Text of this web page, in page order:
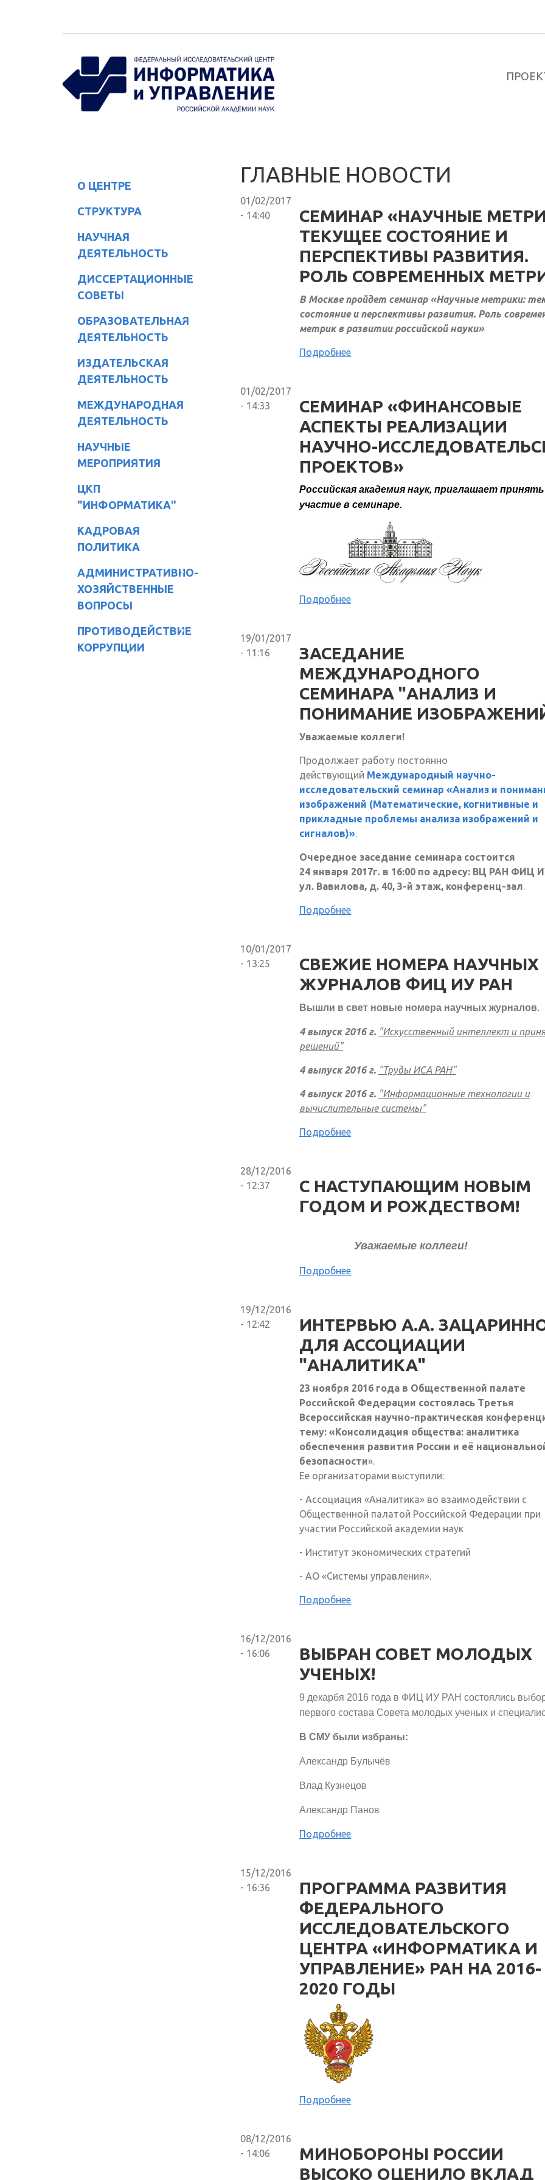
О ЦЕНТРЕ
СТРУКТУРА
НАУЧНАЯ
ДЕЯТЕЛЬНОСТЬ
ДИССЕРТАЦИОННЫЕ
СОВЕТЫ
ОБРАЗОВАТЕЛЬНАЯ
ДЕЯТЕЛЬНОСТЬ
ИЗДАТЕЛЬСКАЯ
ДЕЯТЕЛЬНОСТЬ
МЕЖДУНАРОДНАЯ
ДЕЯТЕЛЬНОСТЬ
НАУЧНЫЕ
МЕРОПРИЯТИЯ
ЦКП
"ИНФОРМАТИКА"
КАДРОВАЯ
ПОЛИТИКА
АДМИНИСТРАТИВНО-
ХОЗЯЙСТВЕННЫЕ
ВОПРОСЫ
ПРОТИВОДЕЙСТВИЕ
КОРРУПЦИИ
ГЛАВНЫЕ НОВОСТИ
01/02/2017
- 14:40
СЕМИНАР «НАУЧНЫЕ
ТЕКУЩЕЕ СОСТОЯНИЕ И
ПЕРСПЕКТИВЫ РАЗВИТИЯ.
РОЛЬ СОВРЕМЕННЫХ
В Москве пройдет семинар «Научные метрики:
состояние и перспективы развития. Роль
метрик в развитии российской науки»
Подробнее
01/02/2017
- 14:33
СЕМИНАР «ФИНАНСОВЫЕ
АСПЕКТЫ РЕАЛИЗАЦИИ
НАУЧНО-
ПРОЕКТОВ»
Российская академия наук, приглашает принять
участие в семинаре.
Подробнее
19/01/2017
- 11:16
ЗАСЕДАНИЕ
МЕЖДУНАРОДНОГО
СЕМИНАРА "АНАЛИЗ И
ПОНИМАНИЕ
Уважаемые коллеги!
Продолжает работу постоянно
действующий Международный научно-
исследовательский семинар «Анализ и
изображений (Математические, когнитивные и
прикладные проблемы анализа изображений и
сигналов)».
Очередное заседание семинара состоится
24 января 2017г. в 16:00 по адресу: ВЦ РАН ФИЦ
ул. Вавилова, д. 40, 3-й этаж, конференц-зал.
Подробнее
10/01/2017
- 13:25
СВЕЖИЕ НОМЕРА НАУЧНЫХ
ЖУРНАЛОВ ФИЦ ИУ РАН
Вышли в свет новые номера научных журналов.
4 выпуск 2016 г. "Искусственный интеллект и
решений"
4 выпуск 2016 г. "Труды ИСА РАН"
4 выпуск 2016 г. "Информационные технологии и
вычислительные системы"
Подробнее
28/12/2016
- 12:37
C НАСТУПАЮЩИМ НОВЫМ
ГОДОМ И РОЖДЕСТВОМ!
Уважаемые коллеги!
Подробнее
19/12/2016
- 12:42
ИНТЕРВЬЮ А.А.
ДЛЯ АССОЦИАЦИИ
"АНАЛИТИКА"
23 ноября 2016 года в Общественной палате
Российской Федерации состоялась Третья
Всероссийская научно-практическая
тему: «Консолидация общества: аналитика
обеспечения развития России и её
безопасности».
Ее организаторами выступили:
- Ассоциация «Аналитика» во взаимодействии с
Общественной палатой Российской Федерации при
участии Российской академии наук
- Институт экономических стратегий
- АО «Системы управления».
Подробнее
16/12/2016
- 16:06
ВЫБРАН СОВЕТ МОЛОДЫХ
УЧЕНЫХ!
9 декарбя 2016 года в ФИЦ ИУ РАН состоялись
первого состава Совета молодых ученых и
В СМУ были избраны:
Александр Булычёв
Влад Кузнецов
Александр Панов
Подробнее
15/12/2016
- 16:36
ПРОГРАММА РАЗВИТИЯ
ФЕДЕРАЛЬНОГО
ИССЛЕДОВАТЕЛЬСКОГО
ЦЕНТРА «ИНФОРМАТИКА И
УПРАВЛЕНИЕ» РАН НА 2016-
2020 ГОДЫ
Подробнее
08/12/2016
- 14:06
МИНОБОРОНЫ РОССИИ
ВЫСОКО ОЦЕНИЛО ВКЛАД